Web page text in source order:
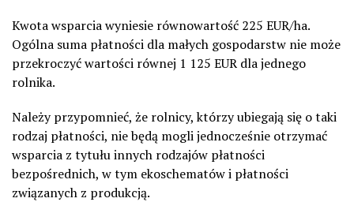
Kwota wsparcia wyniesie równowartość 225 EUR/ha.
Ogólna suma płatności dla małych gospodarstw nie może
przekroczyć wartości równej 1 125 EUR dla jednego
rolnika.
Należy przypomnieć, że rolnicy, którzy ubiegają się o taki
rodzaj płatności, nie będą mogli jednocześnie otrzymać
wsparcia z tytułu innych rodzajów płatności
bezpośrednich, w tym ekoschematów i płatności
związanych z produkcją.